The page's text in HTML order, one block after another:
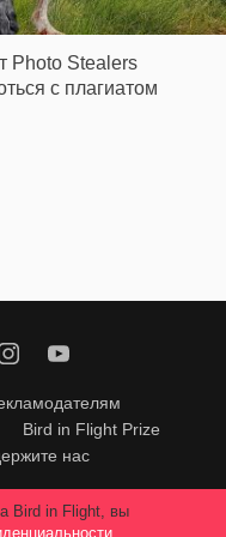
Photo Stealers
с плагиатом
Bird in Flight Prize
нас
только с согласия
In Flight.
Bird in Flight, вы